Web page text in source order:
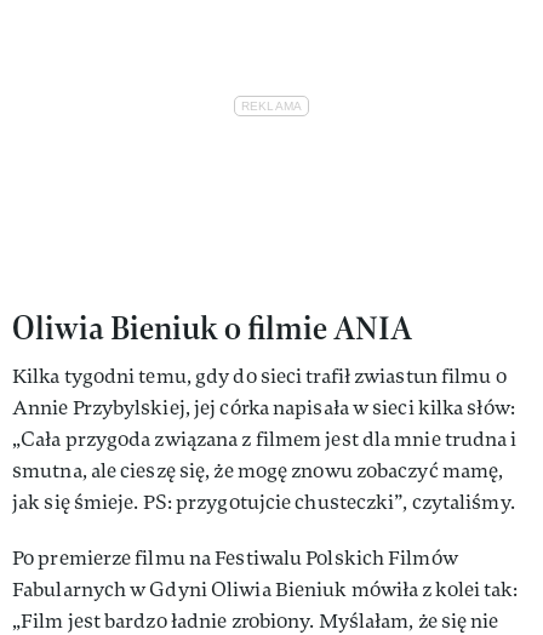
Oliwia Bieniuk o filmie ANIA
Kilka tygodni temu, gdy do sieci trafił zwiastun filmu o
Annie Przybylskiej, jej córka napisała w sieci kilka słów:
„Cała przygoda związana z filmem jest dla mnie trudna i
smutna, ale cieszę się, że mogę znowu zobaczyć mamę,
jak się śmieje. PS: przygotujcie chusteczki”, czytaliśmy.
Po premierze filmu na Festiwalu Polskich Filmów
Fabularnych w Gdyni Oliwia Bieniuk mówiła z kolei tak:
„Film jest bardzo ładnie zrobiony. Myślałam, że się nie